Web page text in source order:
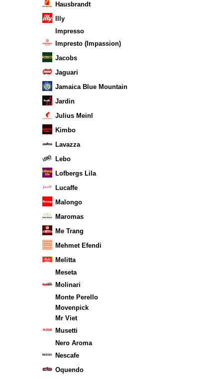
Hausbrandt
Illy
Impresso
Impresto (Impassion)
Jacobs
Jaguari
Jamaica Blue Mountain
Jardin
Julius Meinl
Kimbo
Lavazza
Lebo
Lofbergs Lila
Lucaffe
Malongo
Maromas
Me Trang
Mehmet Efendi
Melitta
Meseta
Molinari
Monte Perello
Movenpick
Mr Viet
Musetti
Nero Aroma
Nescafe
Oquendo